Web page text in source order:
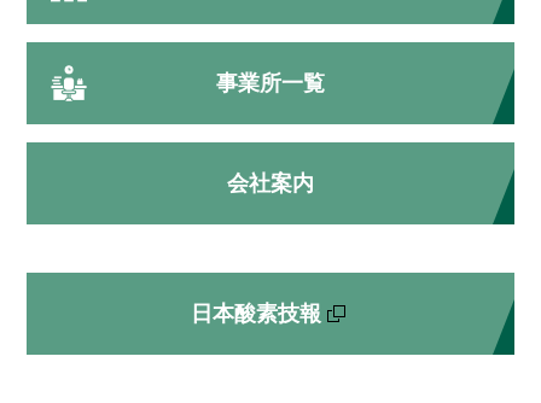
事業所一覧
会社案内
日本酸素技報